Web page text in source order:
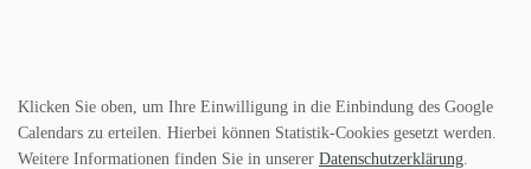
Klicken Sie oben, um Ihre Einwilligung in die Einbindung des Google
Calendars zu erteilen. Hierbei können Statistik-Cookies gesetzt werden.
Weitere Informationen finden Sie in unserer Datenschutzerklärung.